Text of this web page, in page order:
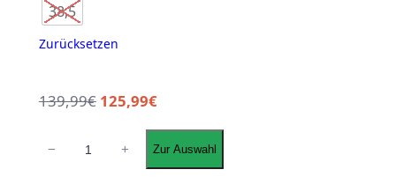
38,5
Zurücksetzen
139,99€ 125,99€
− + Zur Auswahl